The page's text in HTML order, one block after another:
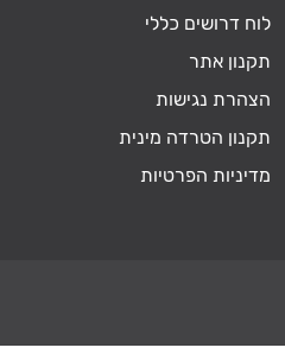
לוח דרושים כללי
תקנון אתר
הצהרת נגישות
תקנון הטרדה מינית
מדיניות הפרטיות